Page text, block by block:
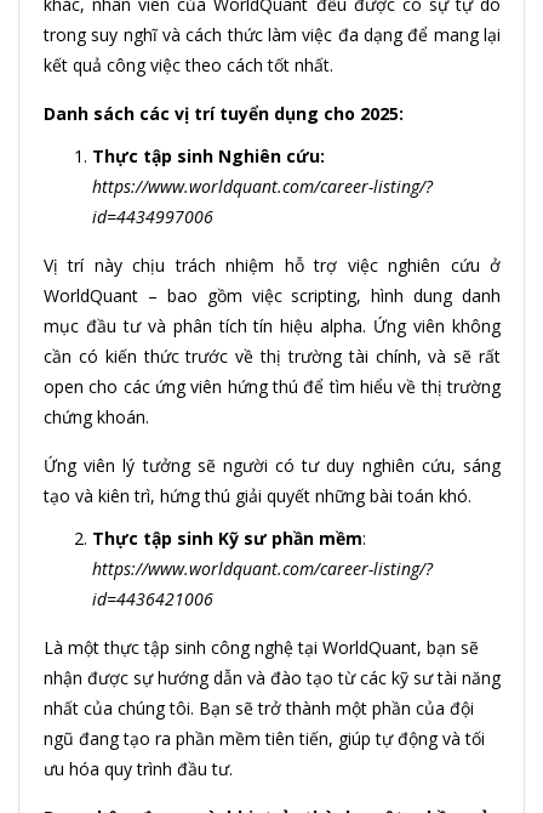
trong suy nghĩ và cách thức làm việc đa dạng để mang lại
kết quả công việc theo cách tốt nhất.
Danh sách các vị trí tuyển dụng cho 2025:
Thực tập sinh Nghiên cứu:
https://www.worldquant.com/career-listing/?
id=4434997006
Vị trí này chịu trách nhiệm hỗ trợ việc nghiên cứu ở
WorldQuant – bao gồm việc scripting, hình dung danh
mục đầu tư và phân tích tín hiệu alpha. Ứng viên không
cần có kiến ​​thức trước về thị trường tài chính, và sẽ rất
open cho các ứng viên hứng thú để tìm hiểu về thị trường
chứng khoán.
Ứng viên lý tưởng sẽ người có tư duy nghiên cứu, sáng
tạo và kiên trì, hứng thú giải quyết những bài toán khó.
Thực tập sinh Kỹ sư phần mềm:
https://www.worldquant.com/career-listing/?
id=4436421006
Là một thực tập sinh công nghệ tại WorldQuant, bạn sẽ
nhận được sự hướng dẫn và đào tạo từ các kỹ sư tài năng
nhất của chúng tôi. Bạn sẽ trở thành một phần của đội
ngũ đang tạo ra phần mềm tiên tiến, giúp tự động và tối
ưu hóa quy trình đầu tư.